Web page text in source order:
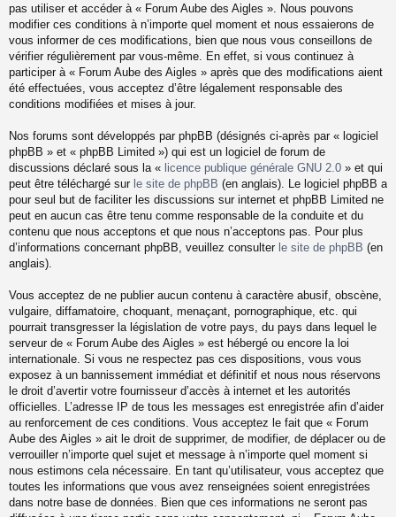
pas utiliser et accéder à « Forum Aube des Aigles ». Nous pouvons
modifier ces conditions à n’importe quel moment et nous essaierons de
vous informer de ces modifications, bien que nous vous conseillons de
vérifier régulièrement par vous-même. En effet, si vous continuez à
participer à « Forum Aube des Aigles » après que des modifications aient
été effectuées, vous acceptez d’être légalement responsable des
conditions modifiées et mises à jour.
Nos forums sont développés par phpBB (désignés ci-après par « logiciel
phpBB » et « phpBB Limited ») qui est un logiciel de forum de
discussions déclaré sous la « licence publique générale GNU 2.0 » et qui
peut être téléchargé sur le site de phpBB (en anglais). Le logiciel phpBB a
pour seul but de faciliter les discussions sur internet et phpBB Limited ne
peut en aucun cas être tenu comme responsable de la conduite et du
contenu que nous acceptons et que nous n’acceptons pas. Pour plus
d’informations concernant phpBB, veuillez consulter le site de phpBB (en
anglais).
Vous acceptez de ne publier aucun contenu à caractère abusif, obscène,
vulgaire, diffamatoire, choquant, menaçant, pornographique, etc. qui
pourrait transgresser la législation de votre pays, du pays dans lequel le
serveur de « Forum Aube des Aigles » est hébergé ou encore la loi
internationale. Si vous ne respectez pas ces dispositions, vous vous
exposez à un bannissement immédiat et définitif et nous nous réservons
le droit d’avertir votre fournisseur d’accès à internet et les autorités
officielles. L’adresse IP de tous les messages est enregistrée afin d’aider
au renforcement de ces conditions. Vous acceptez le fait que « Forum
Aube des Aigles » ait le droit de supprimer, de modifier, de déplacer ou de
verrouiller n’importe quel sujet et message à n’importe quel moment si
nous estimons cela nécessaire. En tant qu’utilisateur, vous acceptez que
toutes les informations que vous avez renseignées soient enregistrées
dans notre base de données. Bien que ces informations ne seront pas